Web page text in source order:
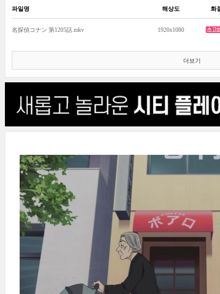
파일명 해상도 화
名探偵コナン 第1205話.mkv 1920x1080
더보기